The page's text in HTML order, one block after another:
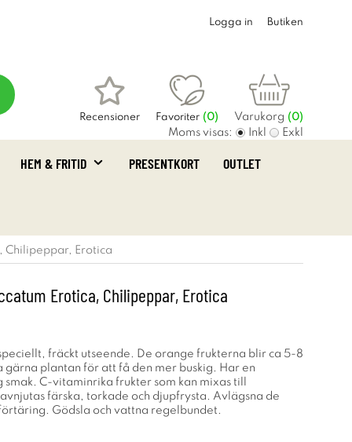
Logga in Butiken
Recensioner Favoriter (0) Varukorg (0)
Moms visas: Inkl Exkl
HEM & FRITID PRESENTKORT OUTLET
Chilipeppar, Erotica
Erotica, Chilipeppar, Erotica
fräckt utseende. De orange frukterna blir ca 5-8
gärna plantan för att få den mer buskig. Har en
C-vitaminrika frukter som kan mixas till
färska, torkade och djupfrysta. Avlägsna de
Gödsla och vattna regelbundet.